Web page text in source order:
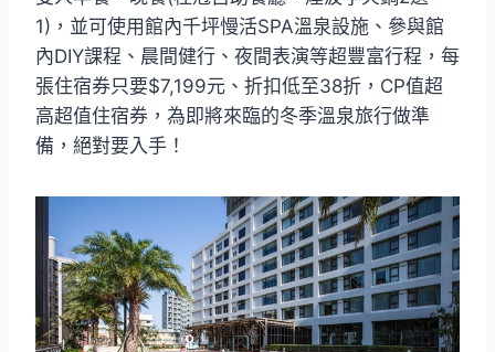
1)，並可使用館內千坪慢活SPA溫泉設施、參與館
內DIY課程、晨間健行、夜間表演等超豐富行程，每
張住宿券只要$7,199元、折扣低至38折，CP值超
高超值住宿券，為即將來臨的冬季溫泉旅行做準
備，絕對要入手！